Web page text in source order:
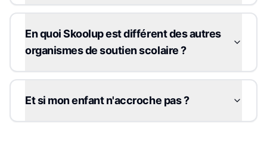
En quoi Skoolup est différent des autres
organismes de soutien scolaire ?
Et si mon enfant n'accroche pas ?